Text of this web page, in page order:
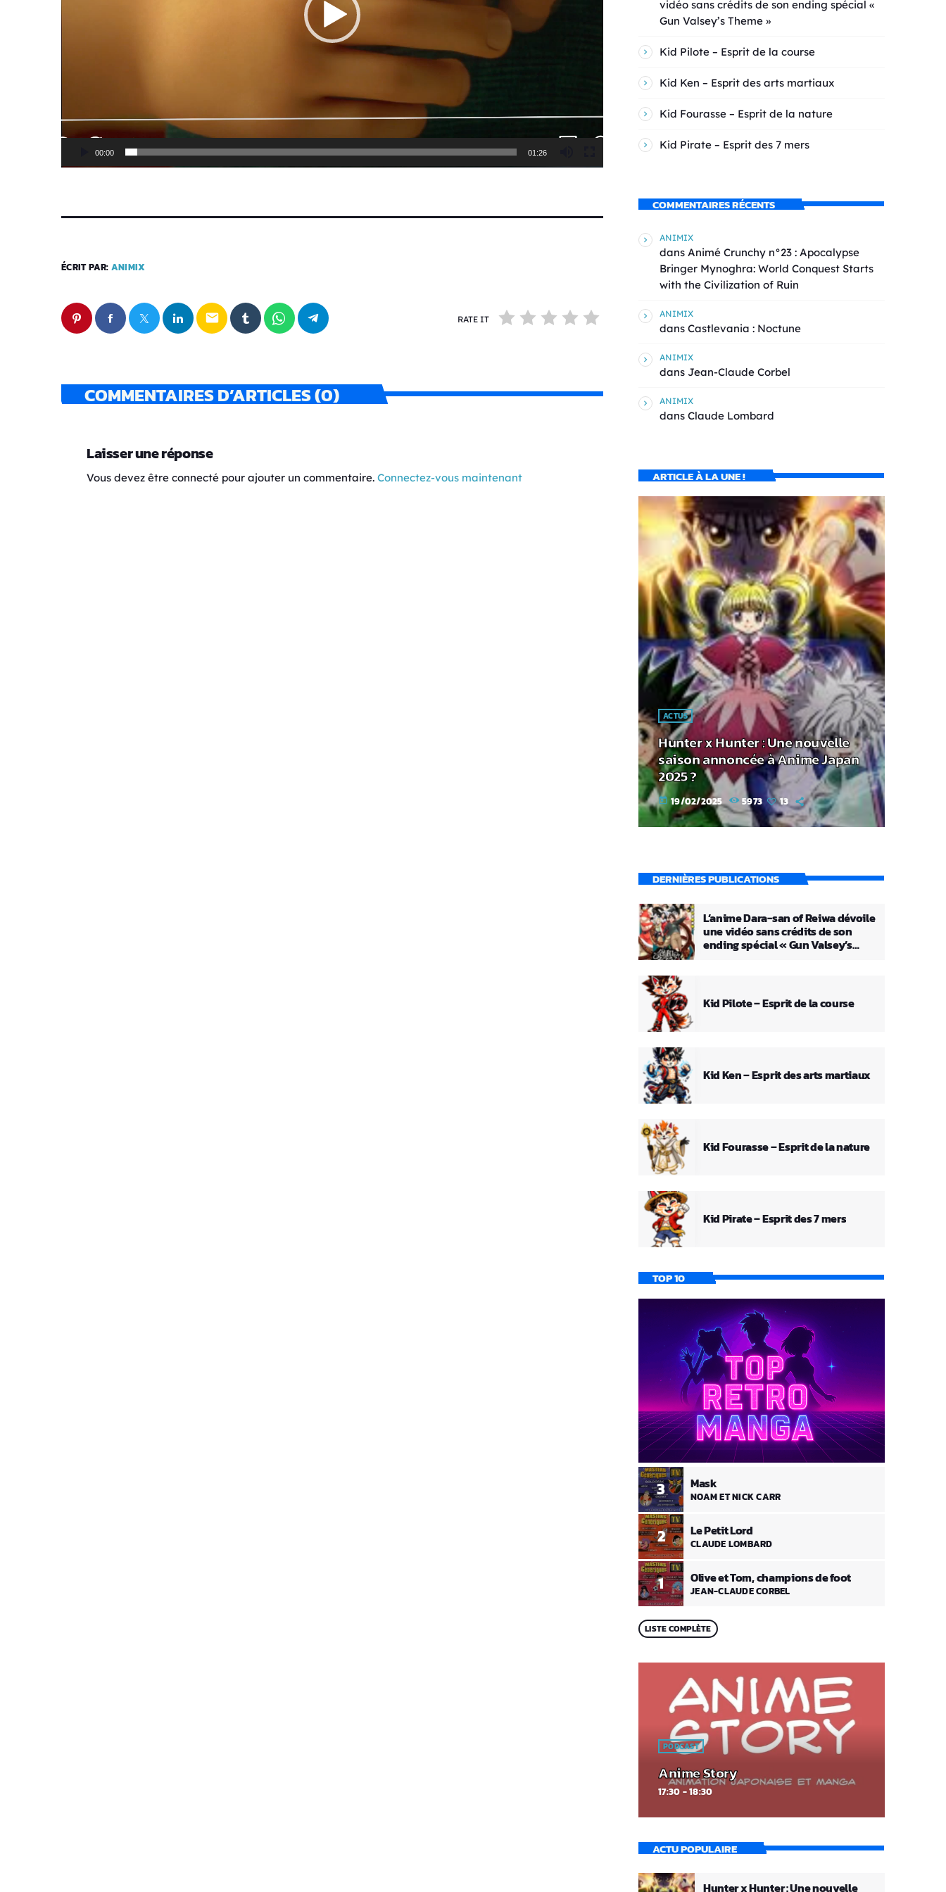
i
00:00 01:26
ÉCRIT PAR: ANIMIX
email RATE IT
COMMENTAIRES D’ARTICLES (0)
Laisser une réponse
Vous devez être connecté pour ajouter un commentaire. Connectez-vous maintenant
vidéo sans crédits de son ending spécial «
Gun Valsey’s Theme »
Kid Pilote – Esprit de la course
Kid Ken – Esprit des arts martiaux
Kid Fourasse – Esprit de la nature
Kid Pirate – Esprit des 7 mers
COMMENTAIRES RÉCENTS
ANIMIX
dans Animé Crunchy n°23 : Apocalypse
Bringer Mynoghra: World Conquest Starts
with the Civilization of Ruin
ANIMIX
dans Castlevania : Noctune
ANIMIX
dans Jean-Claude Corbel
ANIMIX
dans Claude Lombard
ARTICLE À LA UNE !
ACTUS
Hunter x Hunter : Une nouvelle
saison annoncée à Anime Japan
2025 ?
today 19/02/2025 5973 13
DERNIÈRES PUBLICATIONS
L’anime Dara-san of Reiwa dévoile
une vidéo sans crédits de son
ending spécial « Gun Valsey’s
Kid Pilote – Esprit de la course
Kid Ken – Esprit des arts martiaux
Kid Fourasse – Esprit de la nature
Kid Pirate – Esprit des 7 mers
TOP 10
1 Olive et Tom, champions de foot
JEAN-CLAUDE CORBEL
2 Le Petit Lord
CLAUDE LOMBARD
3 Mask
NOAM ET NICK CARR
LISTE COMPLÈTE
PODCAST
Anime Story
17:30 - 18:30
ACTU POPULAIRE
Hunter x Hunter : Une nouvelle